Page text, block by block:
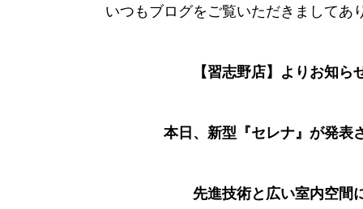
いつもブログをご覧いただきましてあ
【習志野店】よりお知ら
本日、新型『セレナ』が発表
先進技術と広い室内空間